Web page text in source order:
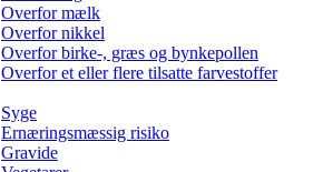
Overfor mælk
Overfor nikkel
Overfor birke-, græs og bynkepollen
Overfor et eller flere tilsatte farvestoffer
Syge
Ernæringsmæssig risiko
Gravide